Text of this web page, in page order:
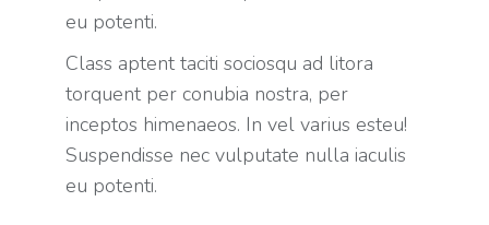
eu potenti.
Class aptent taciti sociosqu ad litora
torquent per conubia nostra, per
inceptos himenaeos. In vel varius esteu!
Suspendisse nec vulputate nulla iaculis
eu potenti.